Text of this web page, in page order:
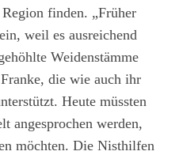
finden. „Früher
weil es ausreichend
Weidenstämme
die wie auch ihr
Heute müssten
angesprochen werden,
möchten. Die Nisthilfen